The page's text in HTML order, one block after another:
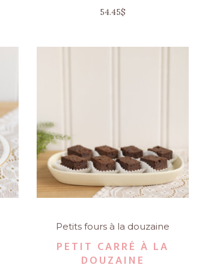
sur 5
54.45$
Petits fours à la douzaine
PETIT CARRÉ À LA
DOUZAINE